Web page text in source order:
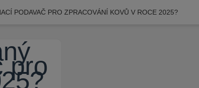
PODAVAČ PRO ZPRACOVÁNÍ KOVŮ V ROCE 2025?
pro